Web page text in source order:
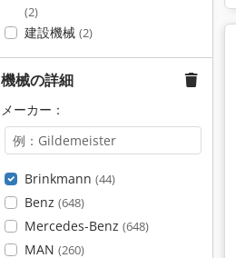
(2)
建設機械 (2)
機械の詳細
メーカー：
Brinkmann (44)
Benz (648)
Mercedes-Benz (648)
MAN (260)